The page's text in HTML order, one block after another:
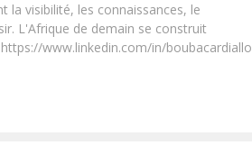
visibilité, les connaissances, le
L'Afrique de demain se construit
www.linkedin.com/in/boubacardiallo